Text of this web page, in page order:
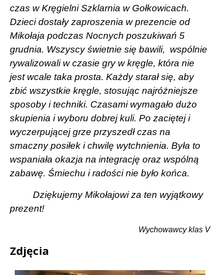
czas w Kręgielni Szklarnia w Gołkowicach.
Dzieci dostały zaproszenia w prezencie od
Mikołaja podczas Nocnych poszukiwań 5
grudnia. Wszyscy świetnie się bawili,
wspólnie
rywalizowali w czasie gry w kręgle, która nie
jest wcale taka prosta. Każdy starał się, aby
zbić wszystkie kręgle, stosując najróżniejsze
sposoby i techniki. Czasami wymagało dużo
skupienia i wyboru dobrej kuli. Po zaciętej i
wyczerpującej grze przyszedł czas na
smaczny posiłek i chwilę wytchnienia. Była to
wspaniała okazja na integrację oraz wspólną
zabawę. Śmiechu i radości nie było końca.
Dziękujemy Mikołajowi za ten wyjątkowy
prezent!
Wychowawcy klas V
Zdjęcia